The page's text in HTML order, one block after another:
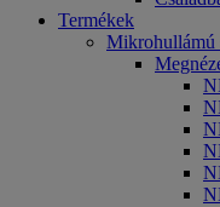
Termékek
Mikrohullámú